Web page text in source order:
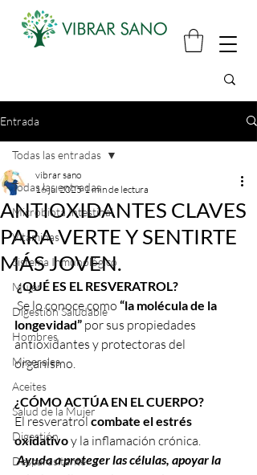
Entrada
Todas las entradas
Microbiota Intestinal
Vitaminas
Sistema Inmunológico
Mujer
Digestión Saludable
Hombres
Minerales
Aceites
Salud de la Mujer
Digestión
Desparasitante
Todas las entradas
ANTIOXIDANTES CLAVES
PARA VERTE Y SENTIRTE
MÁS JOVEN.
vibrar sano
16 jul 2025 1 min de lectura
¿QUÉ ES EL RESVERATROL?
Se lo conoce como “la molécula de la
longevidad” por sus propiedades
antioxidantes y protectoras del
organismo.
¿CÓMO ACTÚA EN EL CUERPO?
El resveratrol combate el estrés
oxidativo y la inflamación crónica.
Ayuda a proteger las células, apoyar la